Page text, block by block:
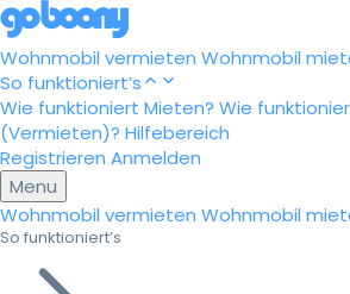
Wohnmobil vermieten Wohnmobil
So funktioniert’s
Wie funktioniert Mieten? Wie
(Vermieten)? Hilfebereich
Registrieren Anmelden
Menu
Wohnmobil vermieten Wohnmobil
So funktioniert’s